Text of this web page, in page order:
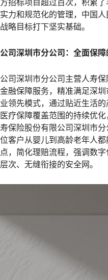
力和规范化的管理，中国
略目标打下坚实基础。
司深圳市分公司：全面保
司深圳市分公司主营人寿
融保障服务，精准满足深
领先模式，通过贴近生活
疗保障覆盖范围的持续优
保险股份有限公司深圳市
客户从婴儿到高龄老年人
，简化理赔流程，强调数
次、无缝衔接的安全网。